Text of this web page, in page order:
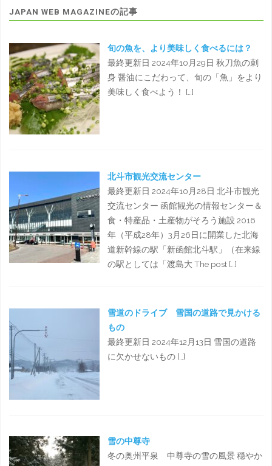
JAPAN WEB MAGAZINEの記事
旬の魚を、より美味しく食べるには？
最終更新日 2024年10月29日 秋刀魚の刺
身 醤油にこだわって、旬の「魚」をより
美味しく食べよう！ […]
北斗市観光交流センター
最終更新日 2024年10月28日 北斗市観光
交流センター 函館観光の情報センター＆
食・特産品・土産物がそろう施設 2016
年（平成28年）3月26日に開業した北海
道新幹線の駅「新函館北斗駅」（在来線
の駅としては「渡島大 The post […]
雪道のドライブ 雪国の道路で見かける
もの
最終更新日 2024年12月13日 雪国の道路
に欠かせないもの […]
雪の中尊寺
冬の奥州平泉 中尊寺の雪の風景 穏やか